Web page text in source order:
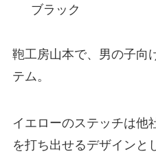
ブラック
鞄工房山本で、男の子向
テム。
イエローのステッチは他
を打ち出せるデザインと